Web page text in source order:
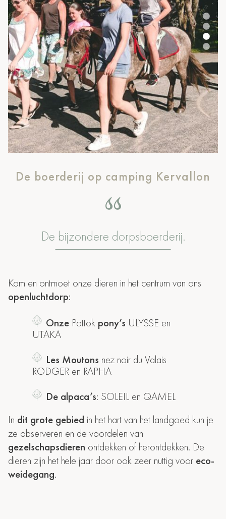
De boerderij op camping Kervallon
De bijzondere dorpsboerderij.
Kom en ontmoet onze dieren in het centrum van ons
openluchtdorp:
Onze Pottok pony’s ULYSSE en
UTAKA
Les Moutons nez noir du Valais
RODGER en RAPHA
De alpaca’s: SOLEIL en QAMEL
In dit grote gebied in het hart van het landgoed kun je
ze observeren en de voordelen van
gezelschapsdieren ontdekken of herontdekken. De
dieren zijn het hele jaar door ook zeer nuttig voor eco-
weidegang.